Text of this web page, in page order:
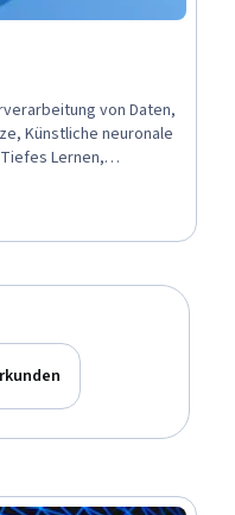
von Daten,
Künstliche neuronale
Lernen,
Lernen,
übertragen